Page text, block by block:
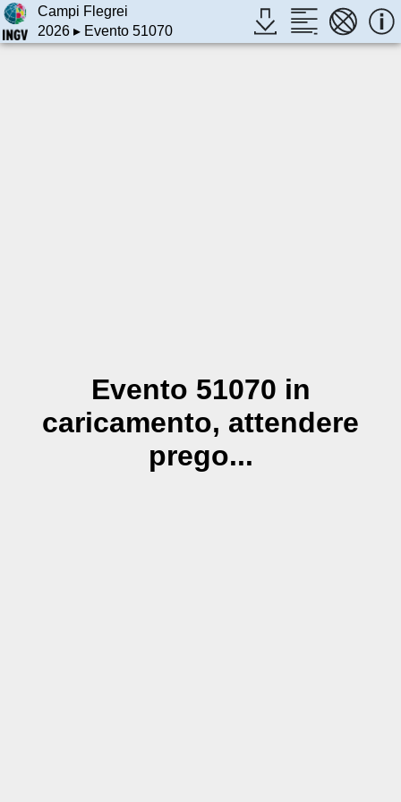
Campi Flegrei
2026▸ Evento 51070
Evento 51070 in
caricamento, attendere
prego...